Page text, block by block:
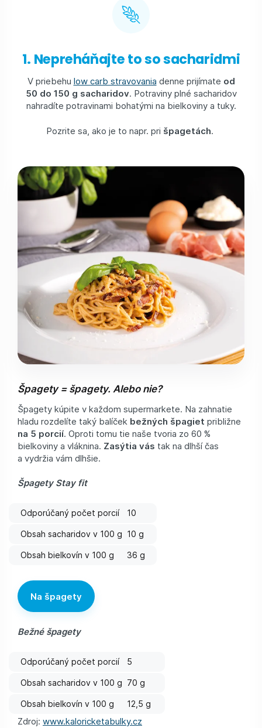
1. Nepreháňajte to so sacharidmi
V priebehu low carb stravovania denne prijímate od
50 do 150 g sacharidov. Potraviny plné sacharidov
nahradíte potravinami bohatými na bielkoviny a tuky.
Pozrite sa, ako je to napr. pri špagetách.
Špagety = špagety. Alebo nie?
Špagety kúpite v každom supermarkete. Na zahnatie
hladu rozdelíte taký balíček bežných špagiet približne
na 5 porcií. Oproti tomu tie naše tvoria zo 60 %
bielkoviny a vláknina. Zasýtia vás tak na dlhší čas
a vydržia vám dlhšie.
Špagety Stay fit
Odporúčaný počet porcií
10
Obsah sacharidov v 100 g 10 g
Obsah bielkovín v 100 g
36 g
Na špagety
Bežné špagety
Odporúčaný počet porcií
5
Obsah sacharidov v 100 g 70 g
Obsah bielkovín v 100 g
12,5 g
Zdroj: www.kaloricketabulky.cz